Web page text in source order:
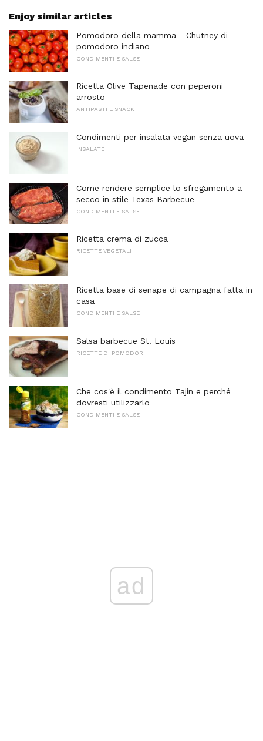
Enjoy similar articles
Pomodoro della mamma - Chutney di
pomodoro indiano
CONDIMENTI E SALSE
Ricetta Olive Tapenade con peperoni
arrosto
ANTIPASTI E SNACK
Condimenti per insalata vegan senza uova
INSALATE
Come rendere semplice lo sfregamento a
secco in stile Texas Barbecue
CONDIMENTI E SALSE
Ricetta crema di zucca
RICETTE VEGETALI
Ricetta base di senape di campagna fatta in
casa
CONDIMENTI E SALSE
Salsa barbecue St. Louis
RICETTE DI POMODORI
Che cos'è il condimento Tajin e perché
dovresti utilizzarlo
CONDIMENTI E SALSE
ad